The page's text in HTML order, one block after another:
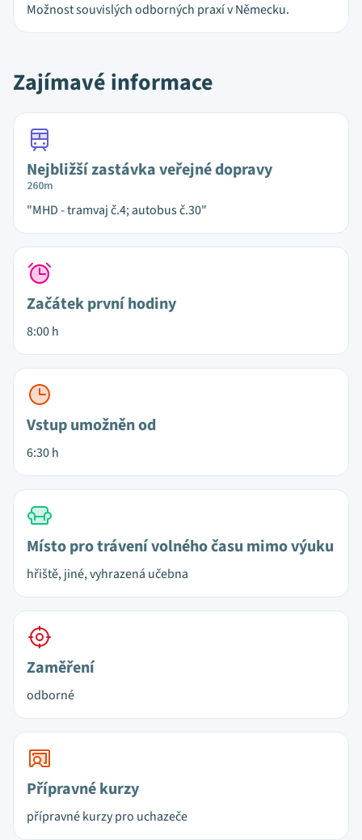
Možnost souvislých odborných praxí v Německu.
Zajímavé informace
Nejbližší zastávka veřejné dopravy
260m
"MHD - tramvaj č.4; autobus č.30"
Začátek první hodiny
8:00 h
Vstup umožněn od
6:30 h
Místo pro trávení volného času mimo výuku
hřiště, jiné, vyhrazená učebna
Zaměření
odborné
Přípravné kurzy
přípravné kurzy pro uchazeče